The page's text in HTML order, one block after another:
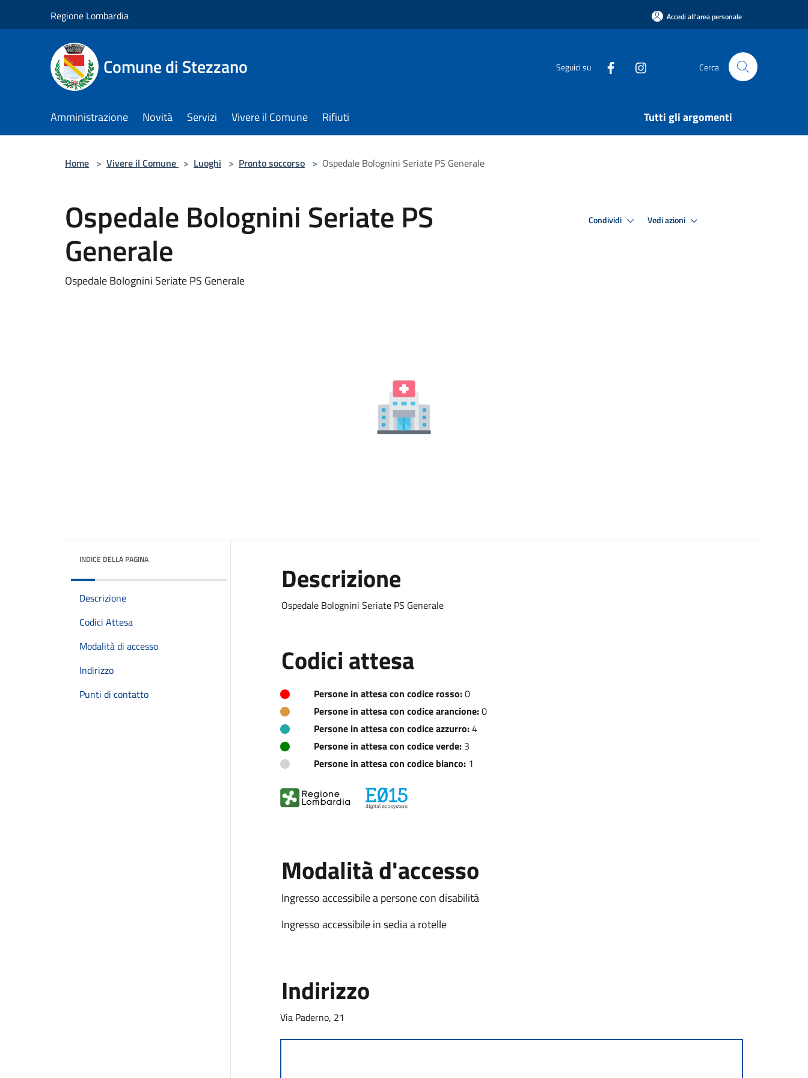
Regione Lombardia Accedi all'area personale
Comune di Stezzano Seguici su Cerca
Amministrazione Novità Servizi Vivere il Comune Rifiuti Tutti gli argomenti
Home > Vivere il Comune > Luoghi > Pronto soccorso > Ospedale Bolognini Seriate PS Generale
Ospedale Bolognini Seriate PS
Generale
Ospedale Bolognini Seriate PS Generale
Condividi Vedi azioni
INDICE DELLA PAGINA
Descrizione
Codici Attesa
Modalità di accesso
Indirizzo
Punti di contatto
Descrizione
Ospedale Bolognini Seriate PS Generale
Codici attesa
Persone in attesa con codice rosso:0
Persone in attesa con codice arancione:0
Persone in attesa con codice azzurro:4
Persone in attesa con codice verde:3
Persone in attesa con codice bianco:1
Modalità d'accesso
Ingresso accessibile a persone con disabilità
Ingresso accessibile in sedia a rotelle
Indirizzo
Via Paderno, 21